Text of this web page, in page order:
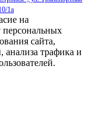
1а
на
персональных
сайта,
трафика и